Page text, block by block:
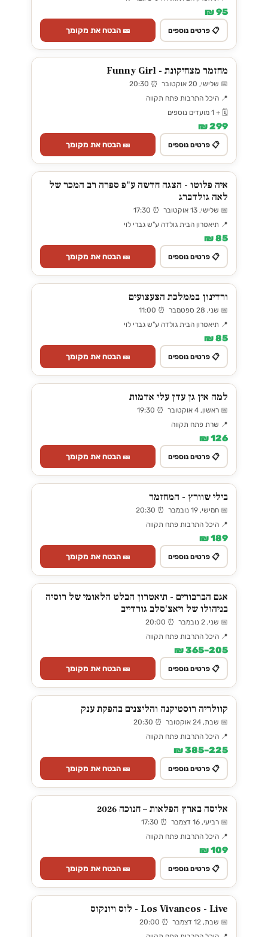
95 ₪
📋 פרטים נוספים 🎫 הבטח את מקומך
מחזמר מצחיקונת - Funny Girl
📅 שלישי, 20 אוקטובר ⏰ 20:30
📍 היכל התרבות פתח תקווה
🗓️ + 1 מועדים נוספים
299 ₪
📋 פרטים נוספים 🎫 הבטח את מקומך
איה פלוטו - הצגה חדשה ע"פ ספרה רב המכר של
לאה גולדברג
📅 שלישי, 13 אוקטובר ⏰ 17:30
📍 תיאטרון הבית גולדה ע"ש גברי לוי
85 ₪
📋 פרטים נוספים 🎫 הבטח את מקומך
ורדינון בממלכת הצעצועים
📅 שני, 28 ספטמבר ⏰ 11:00
📍 תיאטרון הבית גולדה ע"ש גברי לוי
85 ₪
📋 פרטים נוספים 🎫 הבטח את מקומך
למה אין גן עדן עלי אדמות
📅 ראשון, 4 אוקטובר ⏰ 19:30
📍 שרת פתח תקווה
126 ₪
📋 פרטים נוספים 🎫 הבטח את מקומך
בילי שוורץ - המחזמר
📅 חמישי, 19 נובמבר ⏰ 20:30
📍 היכל התרבות פתח תקווה
189 ₪
📋 פרטים נוספים 🎫 הבטח את מקומך
אגם הברבורים - תיאטרון הבלט הלאומי של רוסיה
בניהולו של ויאצ'סלב גורדייב
📅 שני, 2 נובמבר ⏰ 20:00
📍 היכל התרבות פתח תקווה
205–365 ₪
📋 פרטים נוספים 🎫 הבטח את מקומך
קוולריה רוסטיקנה והליצנים בהפקת ענק
📅 שבת, 24 אוקטובר ⏰ 20:30
📍 היכל התרבות פתח תקווה
225–385 ₪
📋 פרטים נוספים 🎫 הבטח את מקומך
אליסה בארץ הפלאות – חנוכה 2026
📅 רביעי, 16 דצמבר ⏰ 17:30
📍 היכל התרבות פתח תקווה
109 ₪
📋 פרטים נוספים 🎫 הבטח את מקומך
Los Vivancos - Live - לוס ויונקוס
📅 שבת, 12 דצמבר ⏰ 20:00